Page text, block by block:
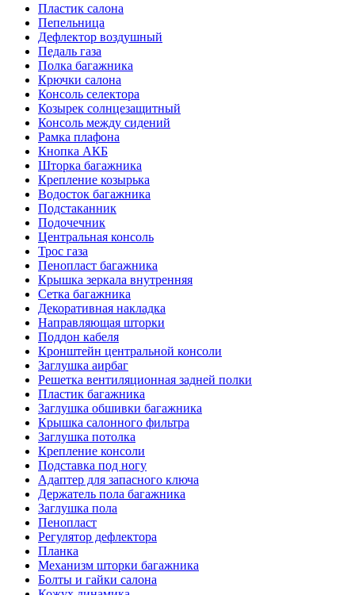
Пластик салона
Пепельница
Дефлектор воздушный
Педаль газа
Полка багажника
Крючки салона
Консоль селектора
Козырек солнцезащитный
Консоль между сидений
Рамка плафона
Кнопка АКБ
Шторка багажника
Крепление козырька
Водосток багажника
Подстаканник
Подочечник
Центральная консоль
Трос газа
Пенопласт багажника
Крышка зеркала внутренняя
Сетка багажника
Декоративная накладка
Направляющая шторки
Поддон кабеля
Кронштейн центральной консоли
Заглушка аирбаг
Решетка вентиляционная задней полки
Пластик багажника
Заглушка обшивки багажника
Крышка салонного фильтра
Заглушка потолка
Крепление консоли
Подставка под ногу
Адаптер для запасного ключа
Держатель пола багажника
Заглушка пола
Пенопласт
Регулятор дефлектора
Планка
Механизм шторки багажника
Болты и гайки салона